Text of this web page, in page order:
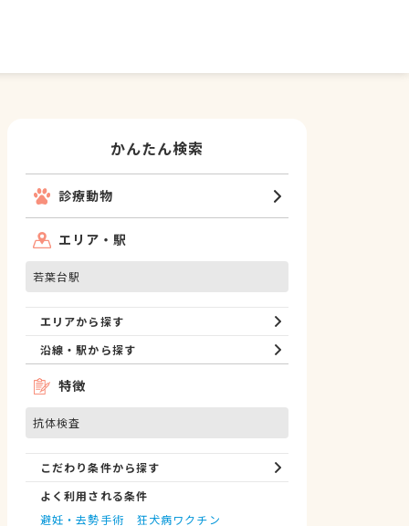
かんたん検索
診療動物
エリア・駅
若葉台駅
エリアから探す
沿線・駅から探す
特徴
抗体検査
こだわり条件から探す
よく利用される条件
避妊・去勢手術
狂犬病ワクチン